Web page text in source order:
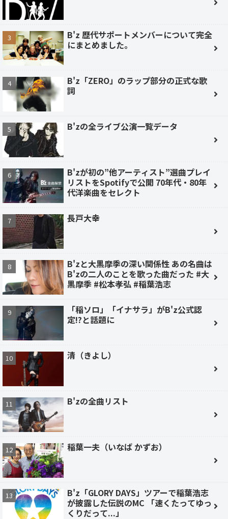
B'z 歴代サポートメンバーについて完全
にまとめました。
B'z「ZERO」のラップ部分の正式な歌
詞
B'zの全ライブ公演一覧データ
B'zが初の”他アーティスト”選曲プレイ
リストをSpotifyで公開 70年代・80年
代洋楽曲をセレクト
長戸大幸
B'zと大黒摩季の深い関係性 あの名曲は
B'zの二人のことを歌った曲だった #大
黒摩季 #松本孝弘 #稲葉浩志
「稲ソロ」「イナサラ」がB'z公式認
定!?と話題に
清（きよし）
B'zの全曲リスト
稲葉一夫（いなば かずお）
B'z「GLORY DAYS」ツアーで稲葉浩志
が披露した伝説のMC 「速くたってゆっ
くりだって...」